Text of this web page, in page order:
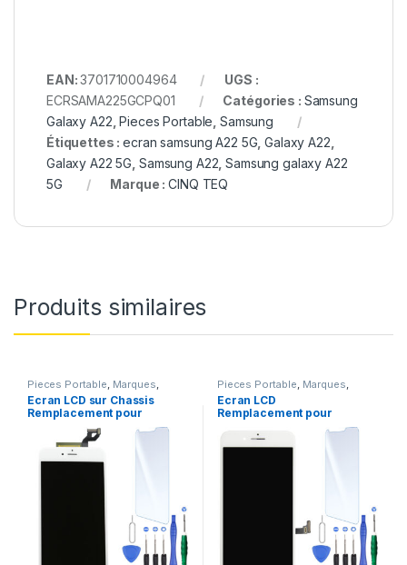
EAN:3701710004964
UGS :
ECRSAMA225GCPQ01
Catégories : Samsung
Galaxy A22 ,Pieces Portable Samsung
Étiquettes :ecran samsung A22 5G ,Galaxy A22
Galaxy A22 5G Samsung A22 ,Samsung galaxy A22
5G
Marque :CINQ TEQ
Produits similaires
Pieces Portable Marques
Apple iPhone 6S Plus
Ecran LCD sur Chassis
Remplacement pour
iPhone 6S Plus Blanc
Pieces Portable Marques
Apple iPhone 7 Plus
Ecran LCD
Remplacement pour
KIT Outils